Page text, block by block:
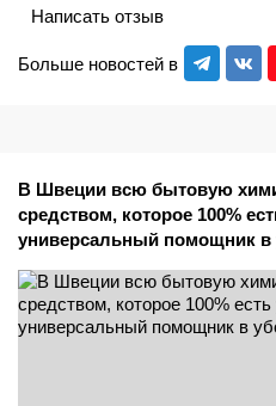
Больше новостей в
Написать отзыв
В Швеции всю бытовую
средством, которое 100%
универсальный помощник в